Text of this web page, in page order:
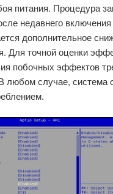
питания. Процедура
недавнего
дополнительное
Для точной оценки
побочных эффектов
любом случае, система